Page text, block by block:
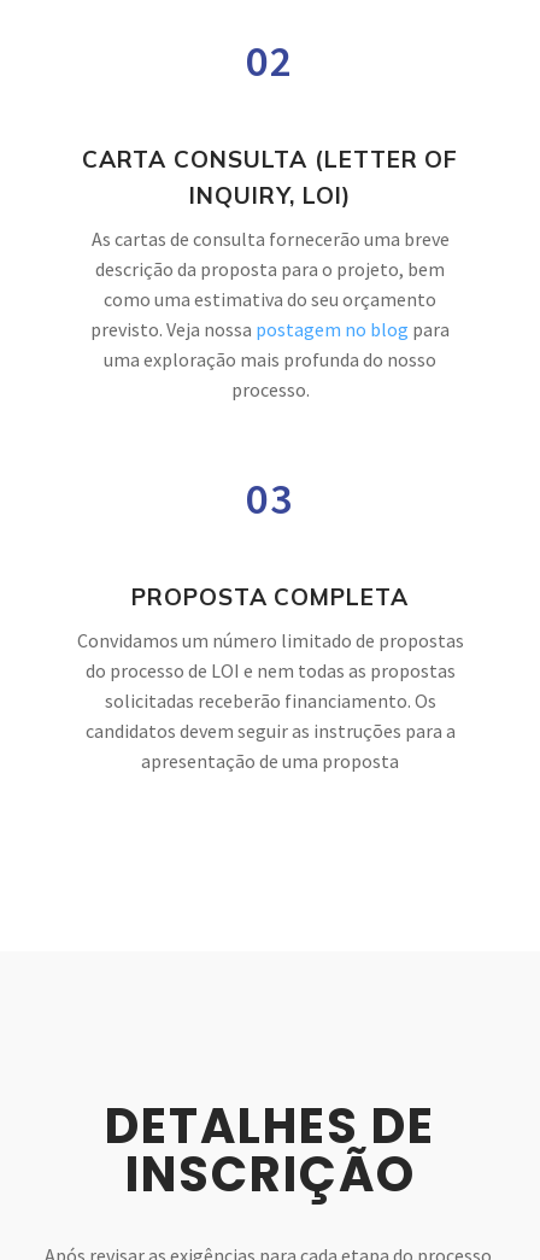
02
CARTA CONSULTA (LETTER OF
INQUIRY, LOI)
As cartas de consulta fornecerão uma breve
descrição da proposta para o projeto, bem
como uma estimativa do seu orçamento
previsto. Veja nossa postagem no blog para
uma exploração mais profunda do nosso
processo.
03
PROPOSTA COMPLETA
Convidamos um número limitado de propostas
do processo de LOI e nem todas as propostas
solicitadas receberão financiamento. Os
candidatos devem seguir as instruções para a
apresentação de uma proposta
DETALHES DE
INSCRIÇÃO